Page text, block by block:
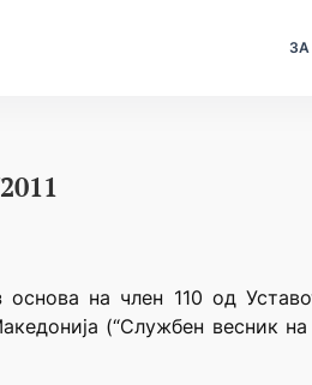
основа на член 110 од
(“Службен весник